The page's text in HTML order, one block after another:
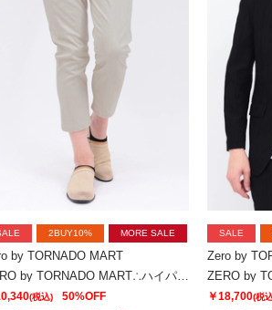
2BUY10% MORE SALE
by TORNADO MART
(税込) 50%OFF
SALE
Zero by
￥18,700(税